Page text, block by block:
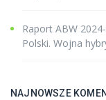
Raport ABW
Polski. Wojna
NAJNOWSZE